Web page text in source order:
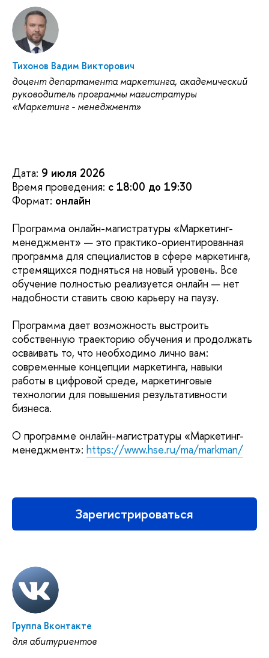
Тихонов Вадим Викторович
доцент департамента маркетинга, академический
руководитель программы магистратуры
«Маркетинг - менеджмент»
Дата: 9 июля 2026
Время проведения: с 18:00 до 19:30
Формат: онлайн
Программа онлайн-магистратуры «Маркетинг-
менеджмент» — это практико-ориентированная
программа для специалистов в сфере маркетинга,
стремящихся подняться на новый уровень. Все
обучение полностью реализуется онлайн — нет
надобности ставить свою карьеру на паузу.
Программа дает возможность выстроить
собственную траекторию обучения и продолжать
осваивать то, что необходимо лично вам:
современные концепции маркетинга, навыки
работы в цифровой среде, маркетинговые
технологии для повышения результативности
бизнеса.
О программе онлайн-магистратуры «Маркетинг-
менеджмент»: https://www.hse.ru/ma/markman/
Зарегистрироваться
Группа Вконтакте
для абитуриентов